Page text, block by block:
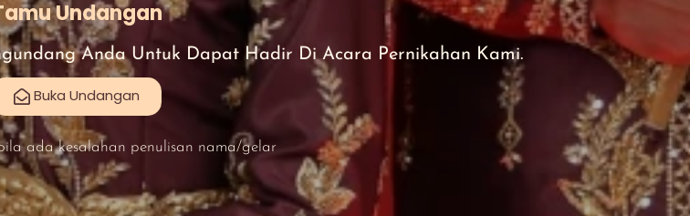
Undangan
Anda Untuk Dapat Hadir Di Acara Pernikahan Kami.
Buka Undangan
ada kesalahan penulisan nama/gelar